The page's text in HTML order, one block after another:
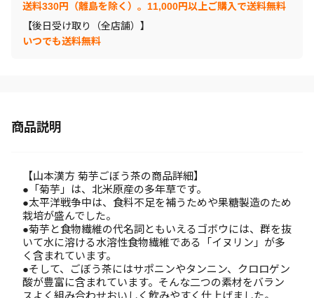
送料330円（離島を除く）。11,000円以上ご購入で送料無料
【後日受け取り（全店舗）】
いつでも送料無料
商品説明
【山本漢方 菊芋ごぼう茶の商品詳細】
●「菊芋」は、北米原産の多年草です。
●太平洋戦争中は、食料不足を補うためや果糖製造のため
栽培が盛んでした。
●菊芋と食物繊維の代名詞ともいえるゴボウには、群を抜
いて水に溶ける水溶性食物繊維である「イヌリン」が多
く含まれています。
●そして、ごぼう茶にはサポニンやタンニン、クロロゲン
酸が豊富に含まれています。そんな二つの素材をバラン
スよく組み合わせおいしく飲みやすく仕上げました。